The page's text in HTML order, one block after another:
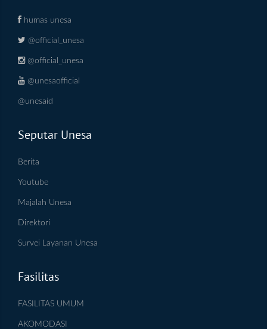
humas unesa
@official_unesa
@official_unesa
@unesaofficial
@unesaid
Seputar Unesa
Berita
Youtube
Majalah Unesa
Direktori
Survei Layanan Unesa
Fasilitas
FASILITAS UMUM
AKOMODASI